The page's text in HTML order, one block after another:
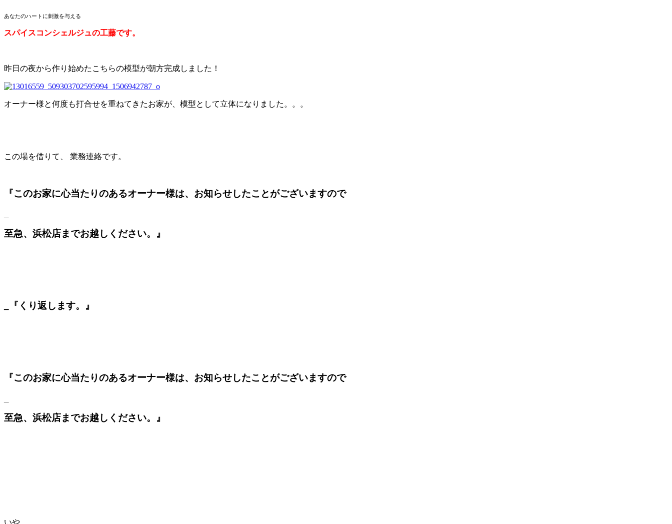
あなたのハートに刺激を与える
スパイスコンシェルジュの工藤です。
昨日の夜から作り始めたこちらの模型が朝方完成しました！
オーナー様と何度も打合せを重ねてきたお家が、模型として立体になりました。。。
この場を借りて、 業務連絡です。
『このお家に心当たりのあるオーナー様は、お知らせしたことがございますので
至急、浜松店までお越しください。』
_『くり返します。』
『このお家に心当たりのあるオーナー様は、お知らせしたことがございますので
至急、浜松店までお越しください。』
いや。。。